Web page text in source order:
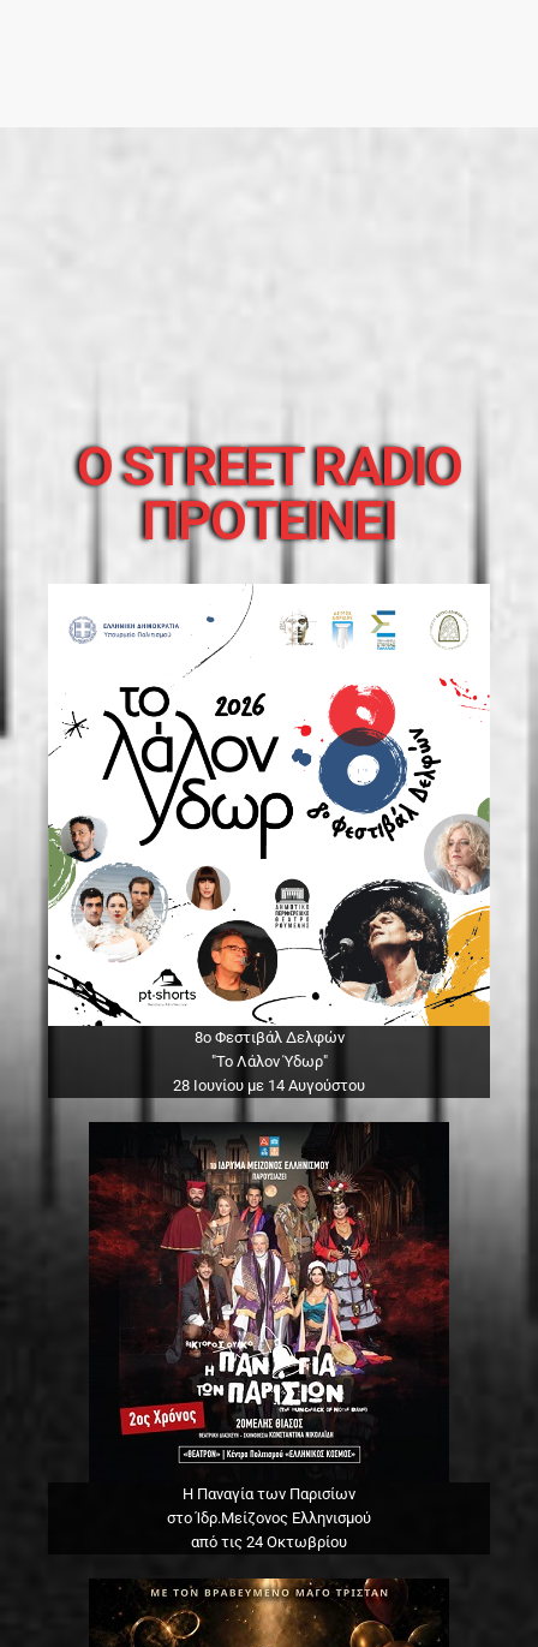
O STREET RADIO
ΠΡΟΤΕΙΝΕΙ
8ο Φεστιβάλ Δελφών
"Το Λάλον Ύδωρ"
28 Ιουνίου με 14 Αυγούστου
Η Παναγία των Παρισίων
στο Ίδρ.Μείζονος Ελληνισμού
από τις 24 Οκτωβρίου